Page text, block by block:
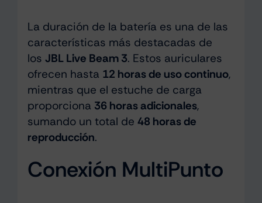
La duración de la batería es una de las
características más destacadas de
los JBL Live Beam 3. Estos auriculares
ofrecen hasta 12 horas de uso continuo,
mientras que el estuche de carga
proporciona 36 horas adicionales,
sumando un total de 48 horas de
reproducción.
Conexión MultiPunto